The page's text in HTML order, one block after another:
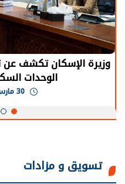
وزيرة الإسكان تكشف عن
الوحدات
تسويق و مزادات